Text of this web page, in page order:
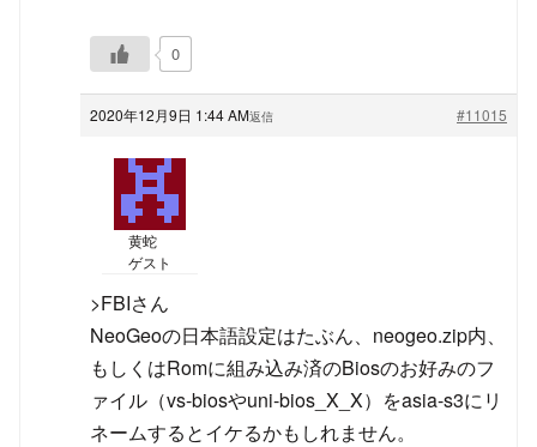
0
2020年12月9日 1:44 AM #11015
返信
黄蛇
ゲスト
>FBIさん
NeoGeoの日本語設定はたぶん、neogeo.zip内、
もしくはRomに組み込み済のBiosのお好みのフ
ァイル（vs-biosやuni-bios_X_X）をasia-s3にリ
ネームするとイケるかもしれません。